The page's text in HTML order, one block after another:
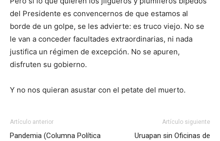
del Presidente es convencernos de que estamos al
borde de un golpe, se les advierte: es truco viejo. No se
le van a conceder facultades extraordinarias, ni nada
justifica un régimen de excepción. No se apuren,
disfruten su gobierno.
Y no nos quieran asustar con el petate del muerto.
Artículo anterior
Pandemia (Columna Política
Artículo siguiente
Uruapan sin Oficinas de